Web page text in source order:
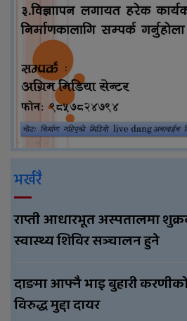
भर्खरै
राप्ती आधारभूत अस्पतालमा
स्वास्थ्य शिविर सञ्चालन हुने
दाङमा आफ्नै भाइ बुहारी
विरुद्ध मुद्दा दायर